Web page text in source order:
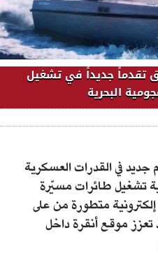
تقدماً جديداً في تشغيل
البحرية
في القدرات العسكرية
تشغيل طائرات مسيّرة
متطورة من على
موقع أنقرة داخل